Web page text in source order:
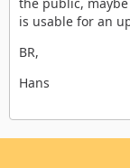
is usable for an
BR,
Hans